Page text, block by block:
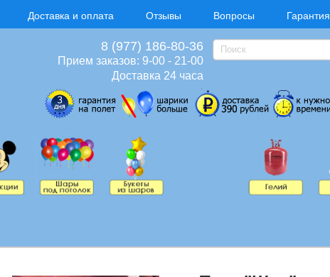
Доставка и оплата Отзывы Вопросы Гарантия
8 (977) 186-80-36
Прием заказов: 9-00 - 21-00
Доставка 24 часа